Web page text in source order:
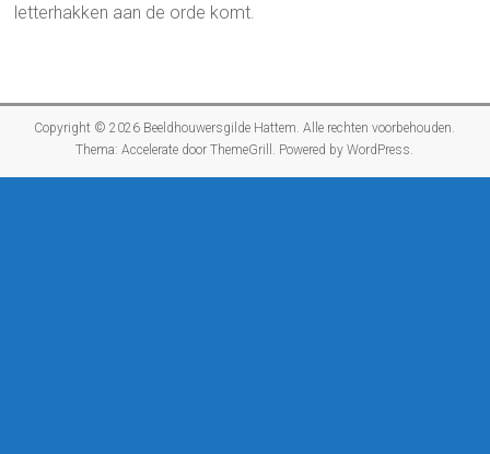
letterhakken aan de orde komt.
Copyright © 2026 Beeldhouwersgilde Hattem . Alle rechten voorbehouden.
Thema:Accelerate door ThemeGrill. Powered byWordPress